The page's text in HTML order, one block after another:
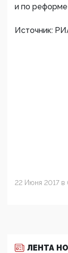
и по реформе
Источник:
22 Июня 2017 в
ЛЕНТА